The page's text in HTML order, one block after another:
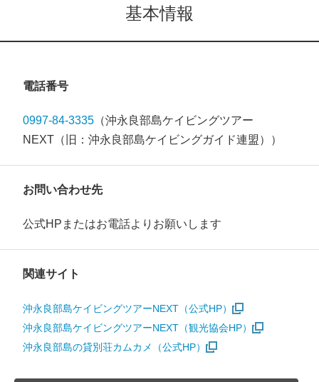
基本情報
電話番号
0997-84-3335 （沖永良部島ケイビングツアー
NEXT（旧：沖永良部島ケイビングガイド連盟））
お問い合わせ先
公式HPまたはお電話よりお願いします
関連サイト
沖永良部島ケイビングツアーNEXT（公式HP）
沖永良部島ケイビングツアーNEXT（観光協会HP）
沖永良部島の貸別荘カムカメ（公式HP）